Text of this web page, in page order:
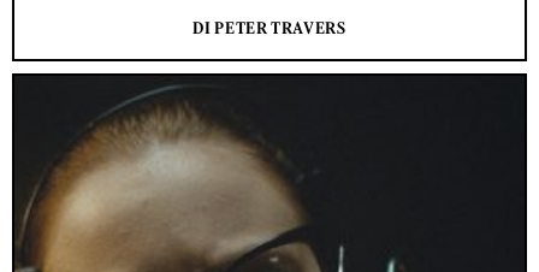
DI PETER TRAVERS